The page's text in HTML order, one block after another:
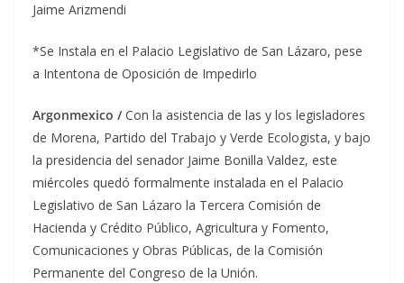
Jaime Arizmendi
*Se Instala en el Palacio Legislativo de San Lázaro, pese
a Intentona de Oposición de Impedirlo
Argonmexico /Con la asistencia de las y los legisladores
de Morena, Partido del Trabajo y Verde Ecologista, y bajo
la presidencia del senador Jaime Bonilla Valdez, este
miércoles quedó formalmente instalada en el Palacio
Legislativo de San Lázaro la Tercera Comisión de
Hacienda y Crédito Público, Agricultura y Fomento,
Comunicaciones y Obras Públicas, de la Comisión
Permanente del Congreso de la Unión.